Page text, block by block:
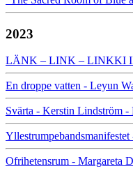
2023
LÄNK – LINK – LINKKI
En droppe vatten - Leyun
Svärta - Kerstin Lindström -
Ofrihetensrum - Margareta